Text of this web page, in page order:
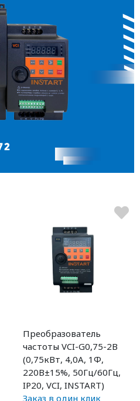
Преобразователь
частоты VCI-G0,75-2В
(0,75кВт, 4,0А, 1Ф,
220В±15%, 50Гц/60Гц,
IP20, VCI, INSTART)
Заказ в один клик